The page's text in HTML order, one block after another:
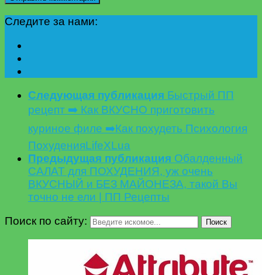
Следите за нами:
Следующая публикация Быстрый ПП
рецепт ➡️ Как ВКУСНО приготовить
куриное филе ➡️Как похудеть Психология
ПохуденияLifeXLua
Предыдущая публикация Обалденный
САЛАТ для ПОХУДЕНИЯ, уж очень
ВКУСНЫЙ и БЕЗ МАЙОНЕЗА, такой Вы
точно не ели | ПП Рецепты
Поиск по сайту:
Поиск